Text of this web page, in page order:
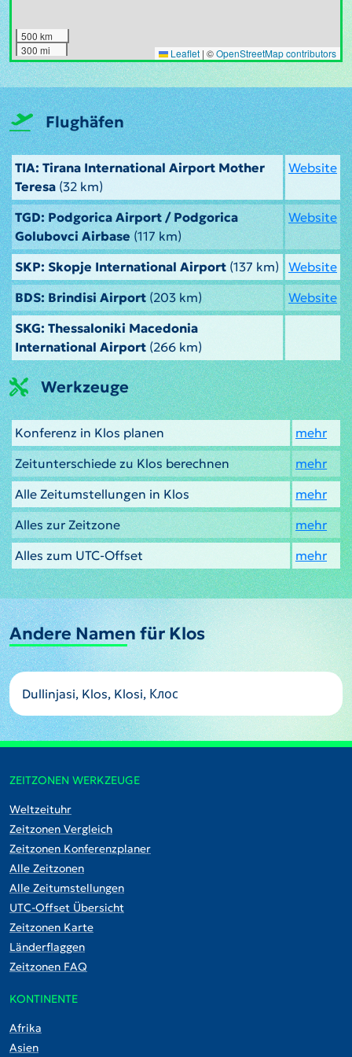
500 km
300 mi
Leaflet | ©OpenStreetMap contributors
Flughäfen
TIA: Tirana International Airport Mother
Teresa (32 km)
Website
TGD: Podgorica Airport / Podgorica
Golubovci Airbase(117 km)
Website
SKP: Skopje International Airport (137 km) Website
BDS: Brindisi Airport(203 km)
Website
SKG: Thessaloniki Macedonia
International Airport (266 km)
Werkzeuge
Konferenz in Klos planen
mehr
Zeitunterschiede zu Klos berechnen
mehr
Alle Zeitumstellungen in Klos
mehr
Alles zur Zeitzone
mehr
Alles zum UTC-Offset
mehr
Andere Namen für Klos
Dullinjasi, Klos, Klosi, Клос
ZEITZONEN WERKZEUGE
Weltzeituhr
Zeitzonen Vergleich
Zeitzonen Konferenzplaner
Alle Zeitzonen
Alle Zeitumstellungen
UTC-Offset Übersicht
Zeitzonen Karte
Länderflaggen
Zeitzonen FAQ
KONTINENTE
Afrika
Asien